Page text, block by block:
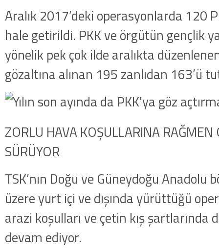
Aralık 2017’deki operasyonlarda 120
hale getirildi. PKK ve örgütün gençlik
yönelik pek çok ilde aralıkta
gözaltına alınan 195 zanlıdan 163’ü
ZORLU HAVA KOŞULLARINA RAĞMEN
SÜRÜYOR
TSK’nın Doğu ve Güneydoğu Anadolu
üzere yurt içi ve dışında yürüttüğü
arazi koşulları ve çetin kış şartlarında
devam ediyor.